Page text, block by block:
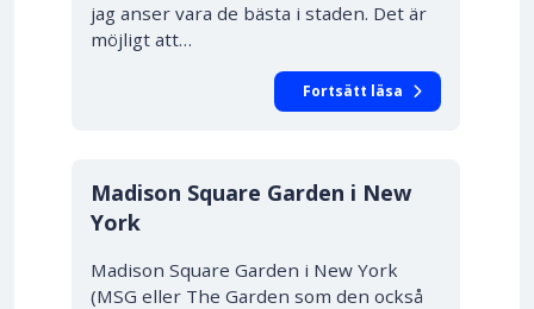
jag anser vara de bästa i staden. Det är
möjligt att…
Fortsätt läsa
Madison Square Garden i New
York
Madison Square Garden i New York
(MSG eller The Garden som den också